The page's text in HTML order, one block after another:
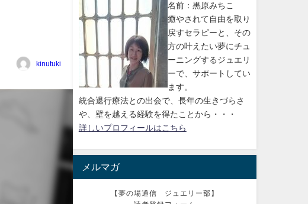
kinutuki
名前：黒原みちこ
癒やされて自由を取り
戻すセラピーと、その
方の叶えたい夢にチュ
ーニングするジュエリ
ーで、サポートしてい
ます。
統合退行療法との出会で、長年の生きづらさ
や、壁を越える経験を得たことから・・・
詳しいプロフィールはこちら
メルマガ
【夢の場通信 ジュエリー部】